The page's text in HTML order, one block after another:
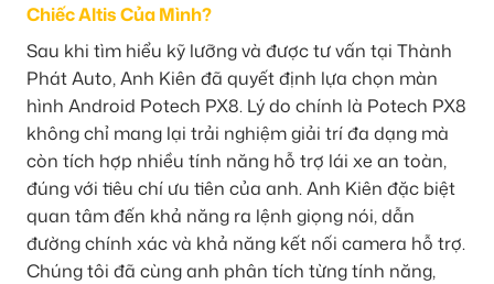
Chiếc Altis Của Mình?
Sau khi tìm hiểu kỹ lưỡng và được tư vấn tại Thành
Phát Auto, Anh Kiên đã quyết định lựa chọn màn
hình Android Potech PX8. Lý do chính là Potech PX8
không chỉ mang lại trải nghiệm giải trí đa dạng mà
còn tích hợp nhiều tính năng hỗ trợ lái xe an toàn,
đúng với tiêu chí ưu tiên của anh. Anh Kiên đặc biệt
quan tâm đến khả năng ra lệnh giọng nói, dẫn
đường chính xác và khả năng kết nối camera hỗ trợ.
Chúng tôi đã cùng anh phân tích từng tính năng,